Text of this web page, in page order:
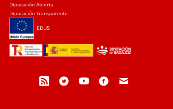
Diputación Abierta
Diputación Transparente
EDUSI